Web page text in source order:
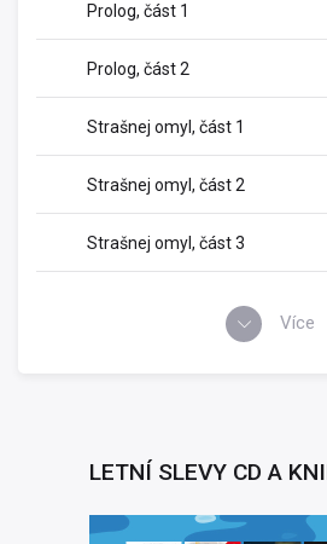
Prolog, část 1
Prolog, část 2
Strašnej omyl, část 1
Strašnej omyl, část 2
Strašnej omyl, část 3
Více
LETNÍ SLEVY CD A